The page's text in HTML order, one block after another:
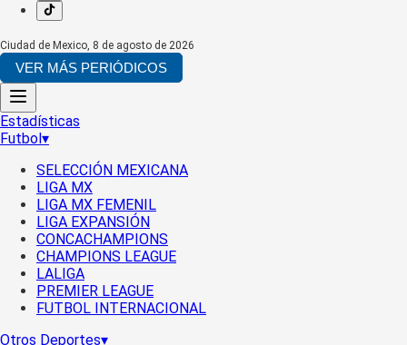
Ciudad de Mexico, 8 de agosto de 2026
VER MÁS PERIÓDICOS
Estadísticas
Futbol▾
SELECCIÓN MEXICANA
LIGA MX
LIGA MX FEMENIL
LIGA EXPANSIÓN
CONCACHAMPIONS
CHAMPIONS LEAGUE
LALIGA
PREMIER LEAGUE
FUTBOL INTERNACIONAL
Otros Deportes▾